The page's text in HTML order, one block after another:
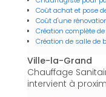
Coût achat et pose
Coût d'une
Création complète
Création de salle de
Ville-la-Grand
Chauffage
intervient à